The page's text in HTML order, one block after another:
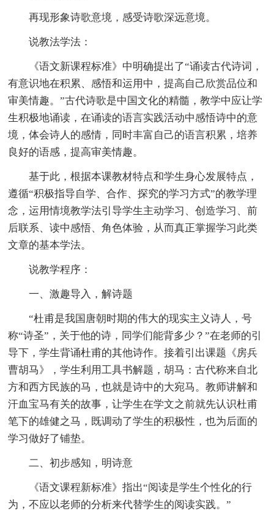
再现形象诗歌意境，感受诗歌深远意境。
说教法学法：
《语文新课程标准》中明确提出了“诵读古代诗词，
有意识地在积累、感悟和运用中，提高自己欣赏品位和
审美情趣。”古代诗歌是中国文化的精髓，教学中应让学
生积极地诵读，在诵读的语言实践活动中感悟诗中的意
境，体会诗人的感情，同时丰富自己的语言积累，培养
良好的语感，提高审美情趣。
基于此，根据本课教材特点和学生身心发展特点，
遵循“积极指导自学、合作、探究的学习方式”的教学理
念，运用情境教学法引导学生主动学习、创造学习、前
后联系、读中感悟、角色体验，从而真正掌握学习此类
文章的基本学法。
说教学程序：
一、激趣导入，解诗题
“杜甫是我国唐朝时期的伟大的现实主义诗人，号
称“诗圣”，关于他的诗，同学们能背多少？”在老师的引
导下，学生背诵杜甫的其他诗作。接着引出课题《房兵
曹胡马》，学生利用工具书解题，胡马：古代称来自北
方和西方民族的马，也就是诗中的大宛马。教师讲解和
汗血宝马有关的故事，让学生在学文之前就先认识杜甫
笔下的雄健之马，既调动了学生的积极性，也为后面的
学习做好了铺垫。
二、初步感知，明诗意
《语文课程新标准》指出“阅读是学生个性化的行
为，不应以老师的分析来代替学生的阅读实践。”